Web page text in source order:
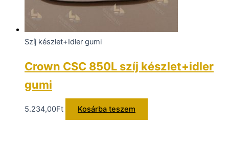
Szíj készlet+Idler gumi
Crown CSC 850L szíj készlet+idler
gumi
5.234,00Ft Kosárba teszem